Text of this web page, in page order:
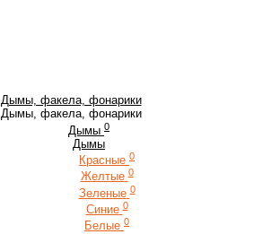
Дымы, факела, фонарики
Дымы, факела, фонарики
Дымы 0
Дымы
Красные 0
Желтые 0
Зеленые 0
Синие 0
Белые 0